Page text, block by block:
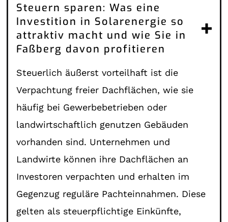
Steuern sparen: Was eine
Investition in Solarenergie so
attraktiv macht und wie Sie in
Faßberg davon profitieren
Steuerlich äußerst vorteilhaft ist die
Verpachtung freier Dachflächen, wie sie
häufig bei Gewerbebetrieben oder
landwirtschaftlich genutzen Gebäuden
vorhanden sind. Unternehmen und
Landwirte können ihre Dachflächen an
Investoren verpachten und erhalten im
Gegenzug reguläre Pachteinnahmen. Diese
gelten als steuerpflichtige Einkünfte,